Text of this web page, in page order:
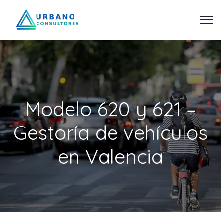
Modelo 620 y 621 –
Gestoría de vehículos
en Valencia